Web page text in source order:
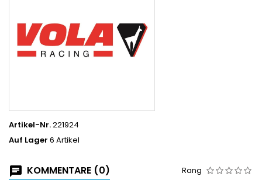
Artikel-Nr.221924
Auf Lager 6 Artikel
KOMMENTARE (0) Rang